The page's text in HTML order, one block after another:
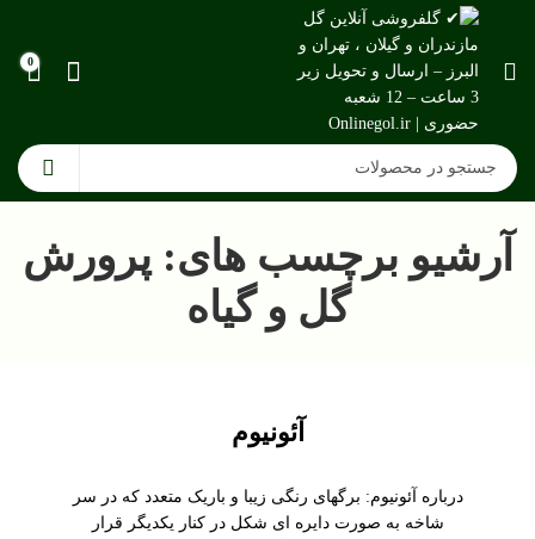
0
آرشیو برچسب های: پرورش
گل و گیاه
آئونیوم
درباره آئونیوم: برگهای رنگی زیبا و باریک متعدد که در سر
شاخه به صورت دایره ای شکل در کنار یکدیگر قرار